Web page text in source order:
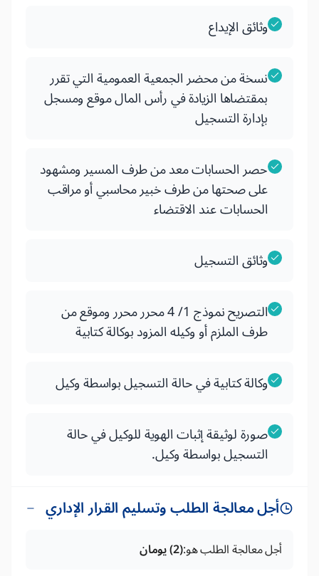
وثائق الإيداع
نسخة من محضر الجمعية العمومية التي تقرر
بمقتضاها الزيادة في رأس المال موقع ومسجل
بإدارة التسجيل
حصر الحسابات معد من طرف المسير ومشهود
على صحتها من طرف خبير محاسبي أو مراقب
الحسابات عند الاقتضاء
وثائق التسجيل
التصريح نموذج 1/ 4 محرر محرر وموقع من
طرف الملزم أو وكيله المزود بوكالة كتابية
وكالة كتابية في حالة التسجيل بواسطة وكيل
صورة لوثيقة إثبات الهوية للوكيل في حالة
التسجيل بواسطة وكيل.
أجل معالجة الطلب وتسليم القرار الإداري
أجل معالجة الطلب هو:(2) يومان